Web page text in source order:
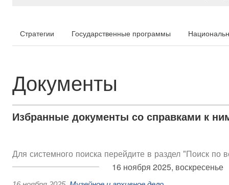
Стратегии Государственные программы
Документы
Избранные документы со справками к
Для системного поиска перейдите в раздел "Поиск по
16 ноября 2025, воскресенье